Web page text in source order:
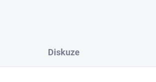
Diskuze